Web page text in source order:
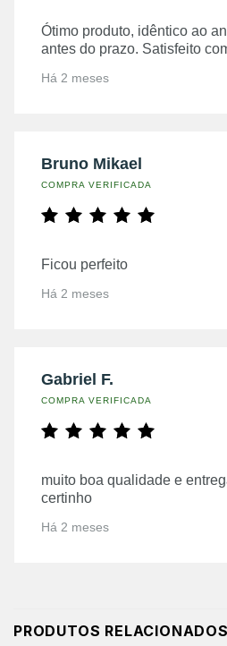
Ótimo produto, idêntico ao
antes do prazo. Satisfeito
Há 2 meses
Bruno Mikael
COMPRA VERIFICADA
Ficou perfeito
Há 2 meses
Gabriel F.
COMPRA VERIFICADA
muito boa qualidade e
certinho
Há 2 meses
PRODUTOS RELACIONADOS